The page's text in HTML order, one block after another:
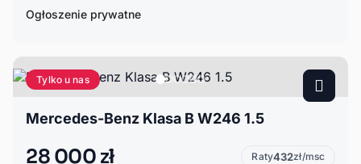
Ogłoszenie prywatne
Tylko u nas
Mercedes-Benz Klasa B W246 1.5
28 000 zł Raty432zł/msc